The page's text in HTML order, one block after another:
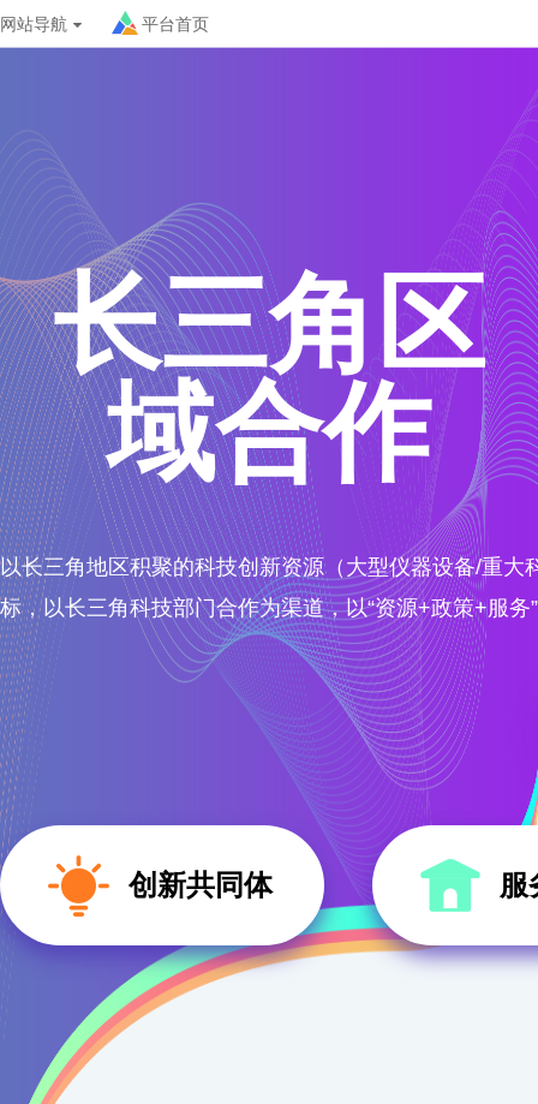
网站导航 平台首页
长三角区
域合作
以长三角地区积聚的科技创新资源（大型仪器设备/重
标，以长三角科技部门合作为渠道，以“资源+政策+服
创新共同体 服